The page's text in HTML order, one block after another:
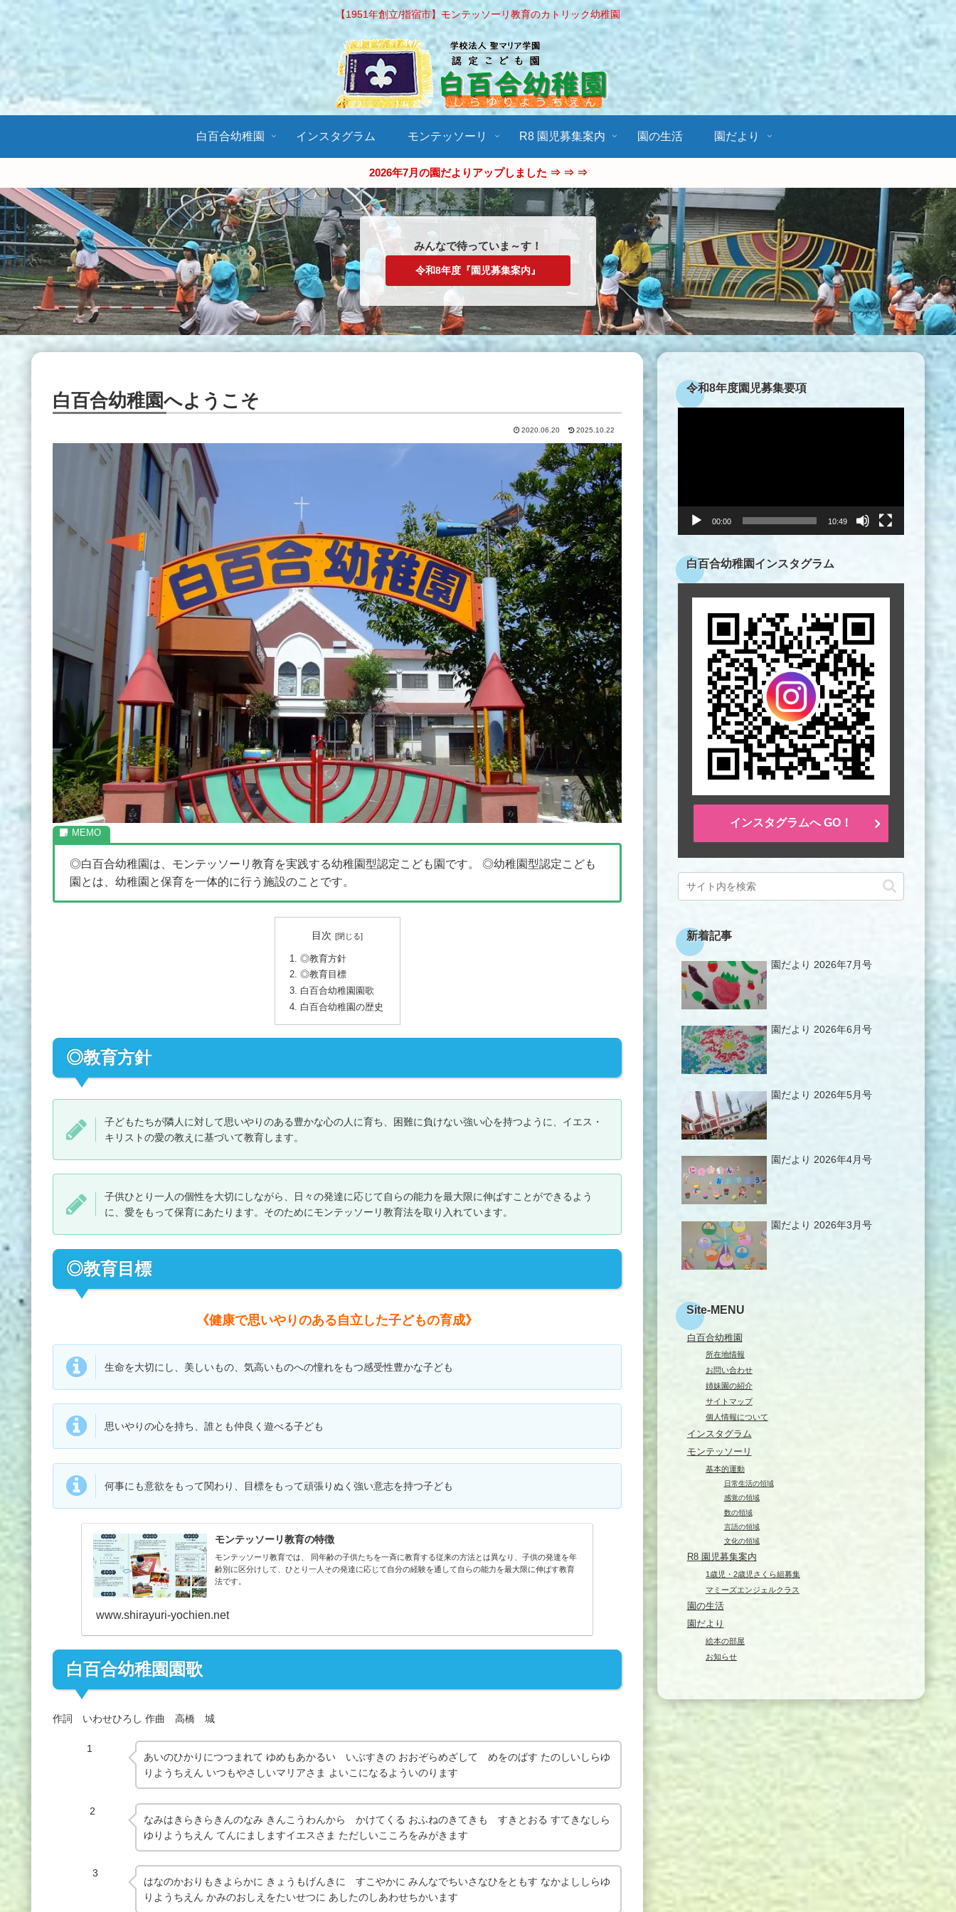
【1951年創立/指宿市】モンテッソーリ教育のカトリック幼稚園
白百合幼稚園 インスタグラム モンテッソーリ R8 園児募集案内 園の生活 園だより
2026年7月の園だよりアップしました ⇒ ⇒ ⇒
みんなで待っていま～す！
令和8年度『園児募集案内』
白百合幼稚園へようこそ
2020.06.20 2025.10.22
◎白百合幼稚園は、モンテッソーリ教育を実践する幼稚園型認定こども園です。 ◎幼稚園型認定こども
園とは、幼稚園と保育を一体的に行う施設のことです。
目次
◎教育方針
◎教育目標
白百合幼稚園園歌
白百合幼稚園の歴史
◎教育方針
子どもたちが隣人に対して思いやりのある豊かな心の人に育ち、困難に負けない強い心を持つように、イエス・
キリストの愛の教えに基づいて教育します。
子供ひとり一人の個性を大切にしながら、日々の発達に応じて自らの能力を最大限に伸ばすことができるよう
に、愛をもって保育にあたります。そのためにモンテッソーリ教育法を取り入れています。
◎教育目標
《健康で思いやりのある自立した子どもの育成》
生命を大切にし、美しいもの、気高いものへの憧れをもつ感受性豊かな子ども
思いやりの心を持ち、誰とも仲良く遊べる子ども
何事にも意欲をもって関わり、目標をもって頑張りぬく強い意志を持つ子ども
モンテッソーリ教育の特徴
モンテッソーリ教育では、 同年齢の子供たちを一斉に教育する従来の方法とは異なり、子供の発達を年
齢別に区分けして、ひとり一人その発達に応じて自分の経験を通して自らの能力を最大限に伸ばす教育
法です。
www.shirayuri-yochien.net
白百合幼稚園園歌
作詞 いわせひろし 作曲 高橋 城
1
あいのひかりにつつまれて ゆめもあかるい いぶすきの おおぞらめざして めをのばす たのしいしらゆ
りようちえん いつもやさしいマリアさま よいこになるよういのります
2
なみはきらきらきんのなみ きんこうわんから かけてくる おふねのきてきも すきとおる すてきなしら
ゆりようちえん てんにましますイエスさま ただしいこころをみがきます
3
はなのかおりもきよらかに きょうもげんきに すこやかに みんなでちいさなひをともす なかよししらゆ
りようちえん かみのおしえをたいせつに あしたのしあわせちかいます
令和8年度園児募集要項
00:00 10:49
白百合幼稚園インスタグラム
インスタグラムへ GO！
新着記事
園だより 2026年7月号
園だより 2026年6月号
園だより 2026年5月号
園だより 2026年4月号
園だより 2026年3月号
Site-MENU
白百合幼稚園
所在地情報
お問い合わせ
姉妹園の紹介
サイトマップ
個人情報について
インスタグラム
モンテッソーリ
基本的運動
日常生活の領域
感覚の領域
数の領域
言語の領域
文化の領域
R8 園児募集案内
1歳児・2歳児さくら組募集
マミーズエンジェルクラス
園の生活
園だより
絵本の部屋
お知らせ